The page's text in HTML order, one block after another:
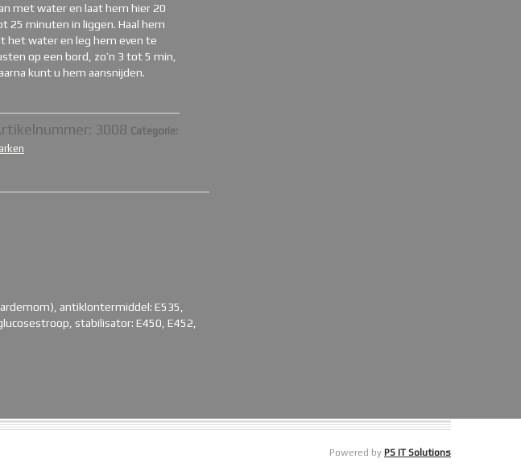
met water en laat hem hier 20
25 minuten in liggen. Haal hem
het water en leg hem even te
op een bord, zo’n 3 tot 5 min,
kunt u hem aansnijden.
3008 Categorie:
antiklontermiddel: E535,
stabilisator: E450, E452,
Powered by PS IT Solutions